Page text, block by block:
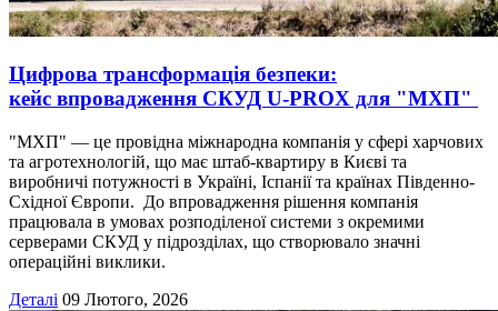
Цифрова трансформація безпеки:
кейс впровадження СКУД U-PROX для "МХП"
"МХП" — це провідна міжнародна компанія у сфері харчових
та агротехнологій, що має штаб-квартиру в Києві та
виробничі потужності в Україні, Іспанії та країнах Південно-
Східної Європи. До впровадження рішення компанія
працювала в умовах розподіленої системи з окремими
серверами СКУД у підрозділах, що створювало значні
операційні виклики.
Деталі 09 Лютого, 2026